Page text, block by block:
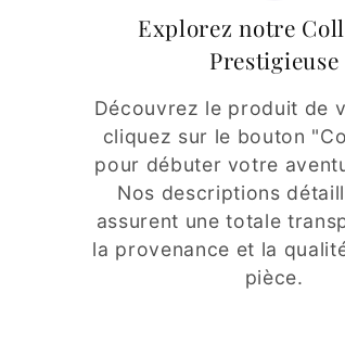
Explorez notre
Prestigieuse
Découvrez le produit de
cliquez sur le bouton
pour débuter votre
Nos descriptions
assurent une totale
la provenance et la
pièce.